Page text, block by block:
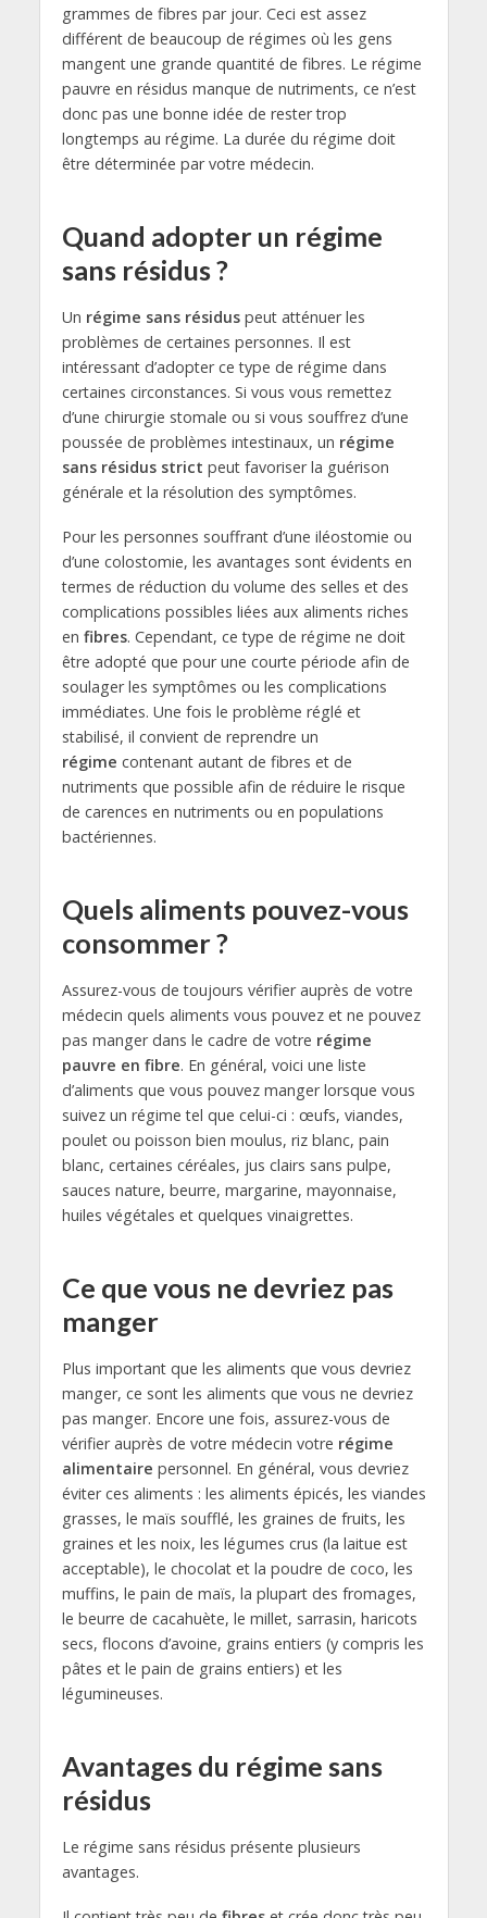
grammes de fibres par jour. Ceci est assez
différent de beaucoup de régimes où les gens
mangent une grande quantité de fibres. Le régime
pauvre en résidus manque de nutriments, ce n’est
donc pas une bonne idée de rester trop
longtemps au régime. La durée du régime doit
être déterminée par votre médecin.
Quand adopter un régime
sans résidus ?
Un régime sans résiduspeut atténuer les
problèmes de certaines personnes. Il est
intéressant d’adopter ce type de régime dans
certaines circonstances. Si vous vous remettez
d’une chirurgie stomale ou si vous souffrez d’une
poussée de problèmes intestinaux, un régime
sans résidus strict peut favoriser la guérison
générale et la résolution des symptômes.
Pour les personnes souffrant d’une iléostomie ou
d’une colostomie, les avantages sont évidents en
termes de réduction du volume des selles et des
complications possibles liées aux aliments riches
en fibres. Cependant, ce type de régime ne doit
être adopté que pour une courte période afin de
soulager les symptômes ou les complications
immédiates. Une fois le problème réglé et
stabilisé, il convient de reprendre un
régime contenant autant de fibres et de
nutriments que possible afin de réduire le risque
de carences en nutriments ou en populations
bactériennes.
Quels aliments pouvez-vous
consommer ?
Assurez-vous de toujours vérifier auprès de votre
médecin quels aliments vous pouvez et ne pouvez
pas manger dans le cadre de votre régime
pauvre en fibre. En général, voici une liste
d’aliments que vous pouvez manger lorsque vous
suivez un régime tel que celui-ci : œufs, viandes,
poulet ou poisson bien moulus, riz blanc, pain
blanc, certaines céréales, jus clairs sans pulpe,
sauces nature, beurre, margarine, mayonnaise,
huiles végétales et quelques vinaigrettes.
Ce que vous ne devriez pas
manger
Plus important que les aliments que vous devriez
manger, ce sont les aliments que vous ne devriez
pas manger. Encore une fois, assurez-vous de
vérifier auprès de votre médecin votre régime
alimentaire personnel. En général, vous devriez
éviter ces aliments : les aliments épicés, les viandes
grasses, le maïs soufflé, les graines de fruits, les
graines et les noix, les légumes crus (la laitue est
acceptable), le chocolat et la poudre de coco, les
muffins, le pain de maïs, la plupart des fromages,
le beurre de cacahuète, le millet, sarrasin, haricots
secs, flocons d’avoine, grains entiers (y compris les
pâtes et le pain de grains entiers) et les
légumineuses.
Avantages du régime sans
résidus
Le régime sans résidus présente plusieurs
avantages.